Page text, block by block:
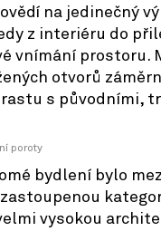
na jedinečný
z interiéru do
vnímání prostoru.
otvorů
s původními,
poroty
bydlení bylo
vysokou